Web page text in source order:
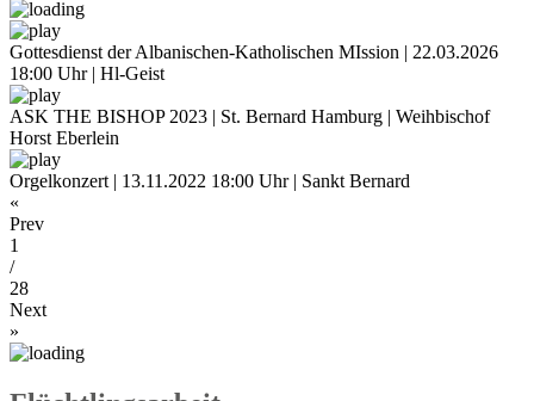
Gottesdienst der Albanischen-Katholischen MIssion | 22.03.2026
18:00 Uhr | Hl-Geist
ASK THE BISHOP 2023 | St. Bernard Hamburg | Weihbischof
Horst Eberlein
Orgelkonzert | 13.11.2022 18:00 Uhr | Sankt Bernard
«
Prev
1
/
28
Next
»